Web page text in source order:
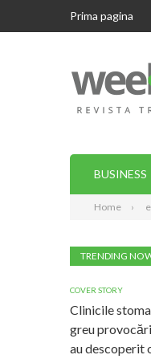
Prima pagina
BUSINESS
Home
TRENDING
COVER STORY
Clinicile
greu
au descoperit